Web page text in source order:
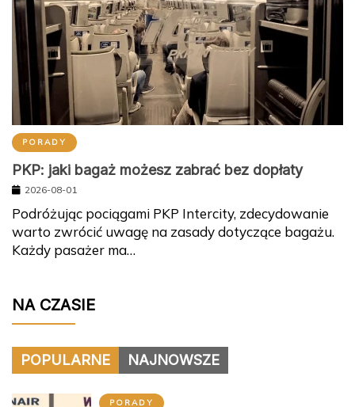
PORADY
PKP: jaki bagaż możesz zabrać bez dopłaty
2026-08-01
Podróżując pociągami PKP Intercity, zdecydowanie
warto zwrócić uwagę na zasady dotyczące bagażu.
Każdy pasażer ma…
NA CZASIE
POPULARNE NAJNOWSZE
PORADY